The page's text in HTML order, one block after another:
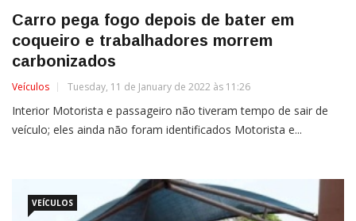
Carro pega fogo depois de bater em
coqueiro e trabalhadores morrem
carbonizados
Veículos Tuesday, 11 de January de 2022 às 11:26
Interior Motorista e passageiro não tiveram tempo de sair de
veículo; eles ainda não foram identificados Motorista e...
VEÍCULOS